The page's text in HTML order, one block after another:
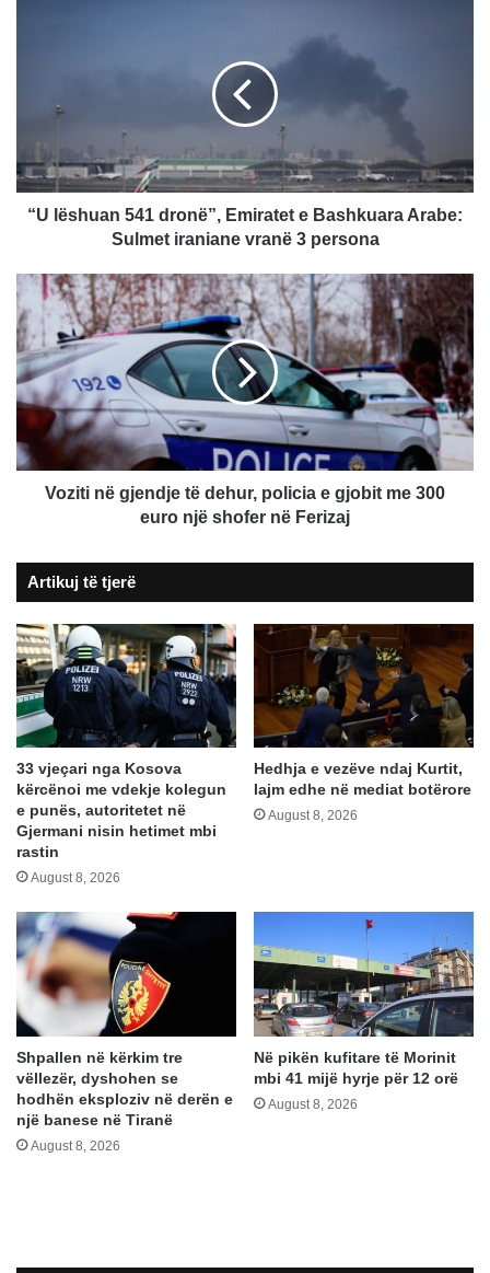
Arabe:
Sulmet
iraniane
persona
“U lëshuan 541 dronë”, Emiratet e Bashkuara Arabe:
Sulmet iraniane vranë 3 persona
Voziti
në
gjendje
të
dehur,
policia
gjobit
me
shofer
në
Ferizaj
Voziti në gjendje të dehur, policia e gjobit me 300
euro një shofer në Ferizaj
Artikuj të tjerë
33 vjeçari nga Kosova
kërcënoi me vdekje kolegun
e punës, autoritetet në
Gjermani nisin hetimet mbi
rastin
August 8, 2026
Hedhja e vezëve ndaj Kurtit,
lajm edhe në mediat botërore
August 8, 2026
Shpallen në kërkim tre
vëllezër, dyshohen se
hodhën eksploziv në derën e
një banese në Tiranë
August 8, 2026
Në pikën kufitare të Morinit
mbi 41 mijë hyrje për 12 orë
August 8, 2026